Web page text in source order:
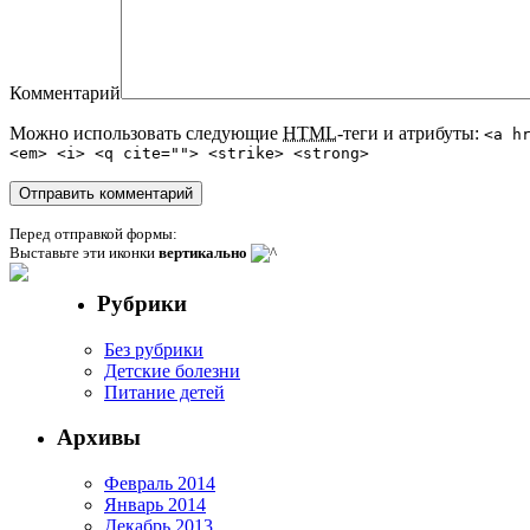
Комментарий
Можно использовать следующие HTML-теги и атрибуты: <a
<em> <i> <q cite=""> <strike> <strong>
Перед отправкой формы:
Выставьте эти иконки вертикально
Рубрики
Без рубрики
Детские болезни
Питание детей
Архивы
Февраль 2014
Январь 2014
Декабрь 2013